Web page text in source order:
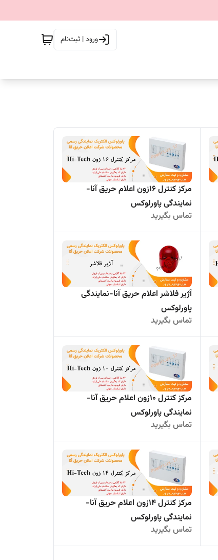
ورود | ثبت‌نام
مرکز کنترل 16زون اعلام حریق آنا-
نمایندگی پاورلوکس
تماس بگیرید
آژیر فلاشر اعلام حریق آنا-نمایندگی
پاورلوکس
تماس بگیرید
مرکز کنترل 10زون اعلام حریق آنا-
نمایندگی پاورلوکس
تماس بگیرید
مرکز کنترل 14زون اعلام حریق آنا-
نمایندگی پاورلوکس
تماس بگیرید